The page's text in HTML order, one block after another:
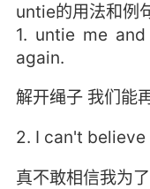
untie的用法和例
1. untie me
again.
解开绳子 我们能
2. I can't
真不敢相信我为